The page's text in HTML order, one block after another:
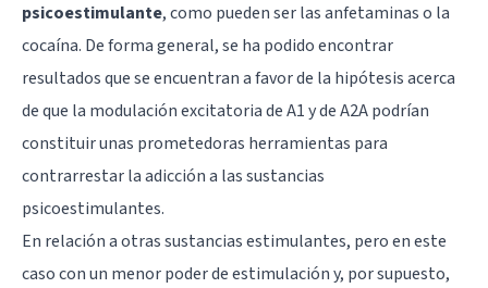
psicoestimulante, como pueden ser las anfetaminas o la
cocaína. De forma general, se ha podido encontrar
resultados que se encuentran a favor de la hipótesis acerca
de que la modulación excitatoria de A1 y de A2A podrían
constituir unas prometedoras herramientas para
contrarrestar la adicción a las sustancias
psicoestimulantes.
En relación a otras sustancias estimulantes, pero en este
caso con un menor poder de estimulación y, por supuesto,